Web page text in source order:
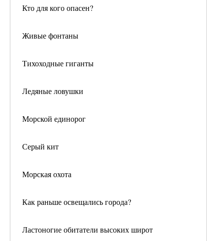
Кто для кого опасен?
Живые фонтаны
Тихоходные гиганты
Ледяные ловушки
Морской единорог
Серый кит
Морская охота
Как раньше освещались города?
Ластоногие обитатели высоких широт